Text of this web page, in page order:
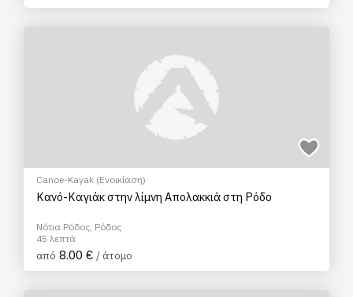
Canoe-Kayak (Ενοικίαση)
Κανό-Καγιάκ στην λίμνη Απολακκιά στη Ρόδο
Νότια Ρόδος, Ρόδος
45 λεπτά
από 8.00 € / άτομο